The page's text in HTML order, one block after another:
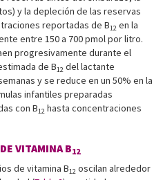
y la depleción de las reservas
reportadas de B12 en la
entre 150 a 700 pmol por litro.
progresivamente durante el
de B12 del lactante
y se reduce en un 50% en la
infantiles preparadas
con B12 hasta concentraciones
VITAMINA B12
de vitamina B12 oscilan alrededor